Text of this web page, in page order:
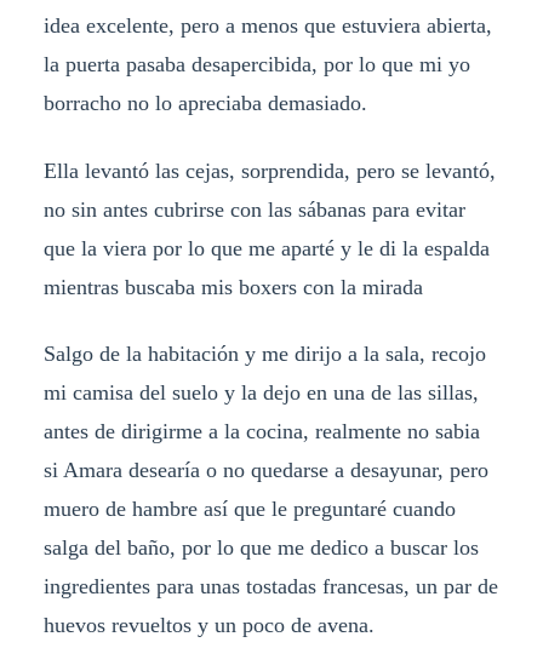
idea excelente, pero a menos que estuviera abierta,
la puerta pasaba desapercibida, por lo que mi yo
borracho no lo apreciaba demasiado.
Ella levantó las cejas, sorprendida, pero se levantó,
no sin antes cubrirse con las sábanas para evitar
que la viera por lo que me aparté y le di la espalda
mientras buscaba mis boxers con la mirada
Salgo de la habitación y me dirijo a la sala, recojo
mi camisa del suelo y la dejo en una de las sillas,
antes de dirigirme a la cocina, realmente no sabia
si Amara desearía o no quedarse a desayunar, pero
muero de hambre así que le preguntaré cuando
salga del baño, por lo que me dedico a buscar los
ingredientes para unas tostadas francesas, un par de
huevos revueltos y un poco de avena.